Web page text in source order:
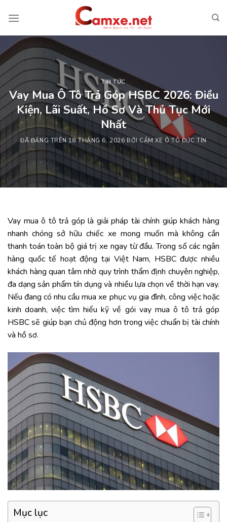
đến
dung
TIN TỨC
Vay Mua Ô Tô Trả Góp HSBC 2026: Điều
Kiện, Lãi Suất, Hồ Sơ Và Thủ Tục Mới
Nhất
ĐÃ ĐĂNG TRÊN 18 THÁNG 6, 2026 BỞICẦM XE Ô TÔ ĐỨC TÍN
Vay mua ô tô trả góp là giải pháp tài chính giúp khách hàng
nhanh chóng sở hữu chiếc xe mong muốn mà không cần
thanh toán toàn bộ giá trị xe ngay từ đầu. Trong số các ngân
hàng quốc tế hoạt động tại Việt Nam, HSBC được nhiều
khách hàng quan tâm nhờ quy trình thẩm định chuyên nghiệp,
đa dạng sản phẩm tín dụng và nhiều lựa chọn về thời hạn vay.
Nếu đang có nhu cầu mua xe phục vụ gia đình, công việc hoặc
kinh doanh, việc tìm hiểu kỹ về gói vay mua ô tô trả góp
HSBC sẽ giúp bạn chủ động hơn trong việc chuẩn bị tài chính
và hồ sơ.
Mục lục